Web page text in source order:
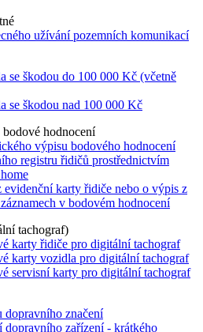
užívání pozemních komunikací
se škodou do 100 000 Kč (včetně
se škodou nad 100 000 Kč
hodnocení
výpisu bodového hodnocení
registru řidičů prostřednictvím
evidenční karty řidiče nebo o výpis z
v bodovém hodnocení
tachograf)
karty řidiče pro digitální tachograf
karty vozidla pro digitální tachograf
servisní karty pro digitální tachograf
dopravního značení
dopravního zařízení - krátkého